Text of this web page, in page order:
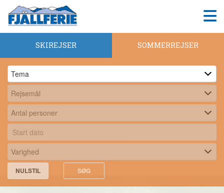
SKIREJSER SOMMERREJSER
NULSTIL SØG